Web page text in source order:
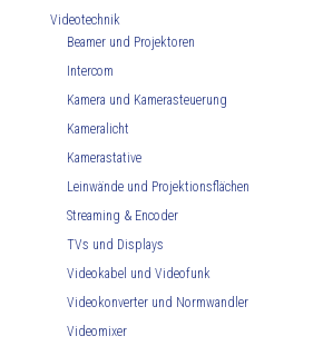
Videotechnik
Beamer und Projektoren
Intercom
Kamera und Kamerasteuerung
Kameralicht
Kamerastative
Leinwände und Projektionsflächen
Streaming & Encoder
TVs und Displays
Videokabel und Videofunk
Videokonverter und Normwandler
Videomixer